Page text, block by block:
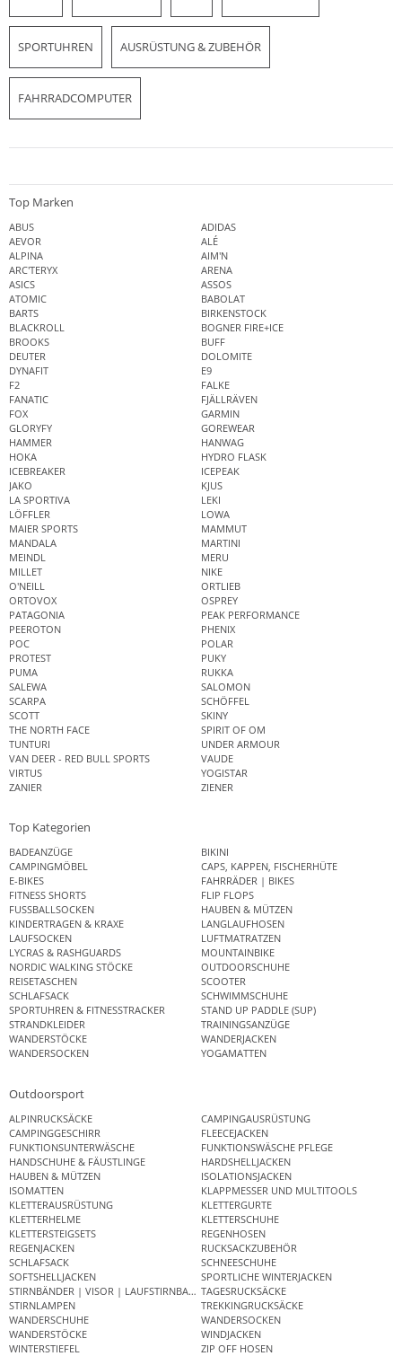
SPORTUHREN AUSRÜSTUNG & ZUBEHÖR
FAHRRADCOMPUTER
Top Marken
ABUS
ADIDAS
AEVOR
ALÉ
ALPINA
AIM'N
ARC'TERYX
ARENA
ASICS
ASSOS
ATOMIC
BABOLAT
BARTS
BIRKENSTOCK
BLACKROLL
BOGNER FIRE+ICE
BROOKS
BUFF
DEUTER
DOLOMITE
DYNAFIT
E9
F2
FALKE
FANATIC
FJÄLLRÄVEN
FOX
GARMIN
GLORYFY
GOREWEAR
HAMMER
HANWAG
HOKA
HYDRO FLASK
ICEBREAKER
ICEPEAK
JAKO
KJUS
LA SPORTIVA
LEKI
LÖFFLER
LOWA
MAIER SPORTS
MAMMUT
MANDALA
MARTINI
MEINDL
MERU
MILLET
NIKE
O'NEILL
ORTLIEB
ORTOVOX
OSPREY
PATAGONIA
PEAK PERFORMANCE
PEEROTON
PHENIX
POC
POLAR
PROTEST
PUKY
PUMA
RUKKA
SALEWA
SALOMON
SCARPA
SCHÖFFEL
SCOTT
SKINY
THE NORTH FACE
SPIRIT OF OM
TUNTURI
UNDER ARMOUR
VAN DEER - RED BULL SPORTS
VAUDE
VIRTUS
YOGISTAR
ZANIER
ZIENER
Top Kategorien
BADEANZÜGE
BIKINI
CAMPINGMÖBEL
CAPS, KAPPEN, FISCHERHÜTE
E-BIKES
FAHRRÄDER | BIKES
FITNESS SHORTS
FLIP FLOPS
FUSSBALLSOCKEN
HAUBEN & MÜTZEN
KINDERTRAGEN & KRAXE
LANGLAUFHOSEN
LAUFSOCKEN
LUFTMATRATZEN
LYCRAS & RASHGUARDS
MOUNTAINBIKE
NORDIC WALKING STÖCKE
OUTDOORSCHUHE
REISETASCHEN
SCOOTER
SCHLAFSACK
SCHWIMMSCHUHE
SPORTUHREN & FITNESSTRACKER
STAND UP PADDLE (SUP)
STRANDKLEIDER
TRAININGSANZÜGE
WANDERSTÖCKE
WANDERJACKEN
WANDERSOCKEN
YOGAMATTEN
Outdoorsport
ALPINRUCKSÄCKE
CAMPINGAUSRÜSTUNG
CAMPINGGESCHIRR
FLEECEJACKEN
FUNKTIONSUNTERWÄSCHE
FUNKTIONSWÄSCHE PFLEGE
HANDSCHUHE & FÄUSTLINGE
HARDSHELLJACKEN
HAUBEN & MÜTZEN
ISOLATIONSJACKEN
ISOMATTEN
KLAPPMESSER UND MULTITOOLS
KLETTERAUSRÜSTUNG
KLETTERGURTE
KLETTERHELME
KLETTERSCHUHE
KLETTERSTEIGSETS
REGENHOSEN
REGENJACKEN
RUCKSACKZUBEHÖR
SCHLAFSACK
SCHNEESCHUHE
SOFTSHELLJACKEN
SPORTLICHE WINTERJACKEN
STIRNBÄNDER | VISOR | LAUFSTIRNBANDTAGESRUCKSÄCKE
STIRNLAMPEN
TREKKINGRUCKSÄCKE
WANDERSCHUHE
WANDERSOCKEN
WANDERSTÖCKE
WINDJACKEN
WINTERSTIEFEL
ZIP OFF HOSEN